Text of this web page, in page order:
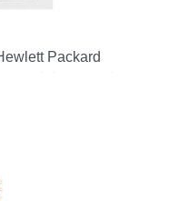
Packard